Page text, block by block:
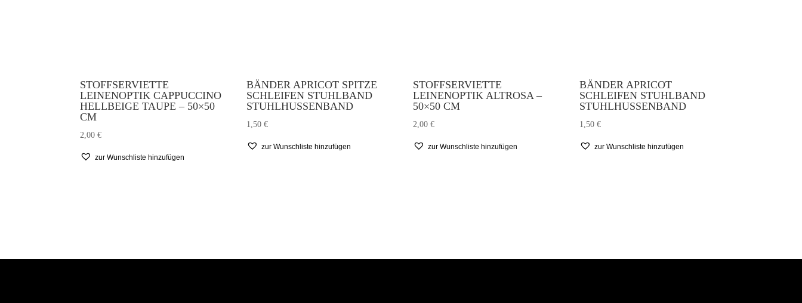
STOFFSERVIETTE
LEINENOPTIK CAPPUCCINO
HELLBEIGE TAUPE – 50×50
CM
2,00€
zur Wunschliste hinzufügen
BÄNDER APRICOT SPITZE
SCHLEIFEN STUHLBAND
STUHLHUSSENBAND
1,50€
zur Wunschliste hinzufügen
STOFFSERVIETTE
LEINENOPTIK ALTROSA –
50×50 CM
2,00€
zur Wunschliste hinzufügen
BÄNDER APRICOT
SCHLEIFEN STUHLBAND
STUHLHUSSENBAND
1,50€
zur Wunschliste hinzufügen